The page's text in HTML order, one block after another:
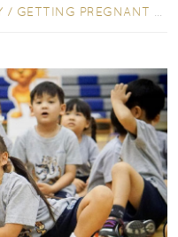
/ GETTING PREGNANT